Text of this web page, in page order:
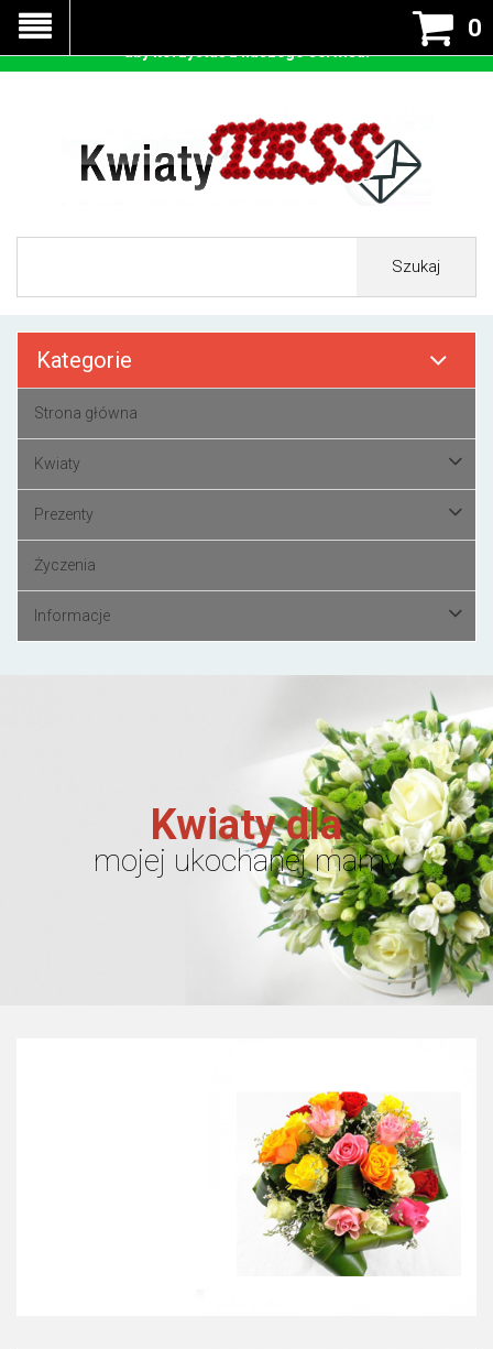
0
Szukaj
Kategorie
Strona główna
Kwiaty
Prezenty
Życzenia
Informacje
Kwiaty dla
mojej ukochanej mamy
Nasza strona korzysta z cookies - czyli tzw ciastek w celu
prawidłowego działania. Zaakceptuj przyjmowanie cookies
aby korzystać z naszego serwisu.